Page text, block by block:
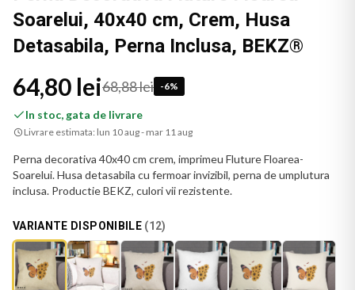
Soarelui, 40x40 cm, Crem, Husa
Detasabila, Perna Inclusa, BEKZ®
64,80 lei68,88 lei -6%
In stoc, gata de livrare
Livrare estimata: lun 10 aug - mar 11 aug
Perna decorativa 40x40 cm crem, imprimeu Fluture Floarea-
Soarelui. Husa detasabila cu fermoar invizibil, perna de umplutura
inclusa. Productie BEKZ, culori vii rezistente.
VARIANTE DISPONIBILE (12)